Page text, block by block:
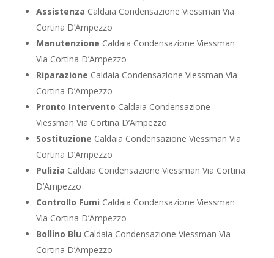
Assistenza Caldaia Condensazione Viessman Via
Cortina D’Ampezzo
Manutenzione Caldaia Condensazione Viessman
Via Cortina D’Ampezzo
Riparazione Caldaia Condensazione Viessman Via
Cortina D’Ampezzo
Pronto Intervento Caldaia Condensazione
Viessman Via Cortina D’Ampezzo
Sostituzione Caldaia Condensazione Viessman Via
Cortina D’Ampezzo
Pulizia Caldaia Condensazione Viessman Via Cortina
D’Ampezzo
Controllo Fumi Caldaia Condensazione Viessman
Via Cortina D’Ampezzo
Bollino Blu Caldaia Condensazione Viessman Via
Cortina D’Ampezzo